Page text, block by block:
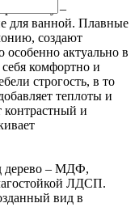
раковину –
для ванной. Плавные
создают
особенно актуально в
комфортно и
строгость, в то
теплоты и
контрастный и
дерево – МДФ,
ЛДСП.
вид в